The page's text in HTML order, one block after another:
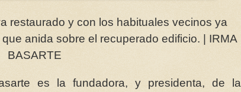
restaurado y con los habituales vecinos ya
anida sobre el recuperado edificio. | IRMA
BASARTE
es la fundadora, y presidenta, de la